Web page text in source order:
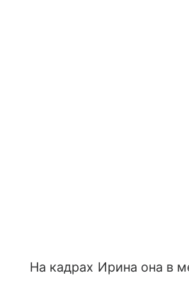
На кадрах Ирина она в